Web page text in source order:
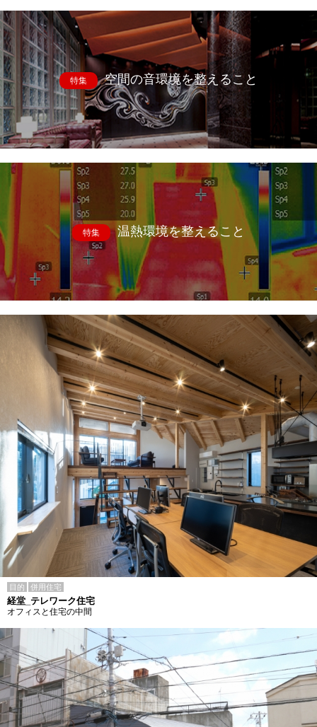
特集 空間の音環境を整えること
特集 温熱環境を整えること
目的 併用住宅
経堂_テレワーク住宅
オフィスと住宅の中間